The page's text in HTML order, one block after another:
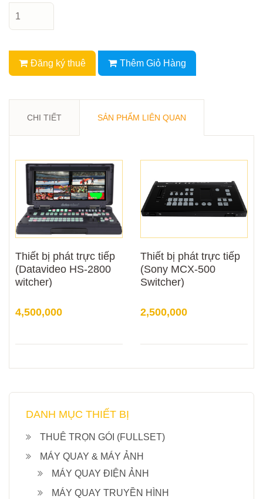
Đăng ký thuê Thêm Giỏ Hàng
CHI TIẾT SẢN PHẨM LIÊN QUAN
Thiết bị phát trực tiếp
(Datavideo HS-2800
witcher)
4,500,000
Thiết bị phát trực tiếp
(Sony MCX-500
Switcher)
2,500,000
DANH MỤC THIẾT BỊ
THUÊ TRỌN GÓI (FULLSET)
MÁY QUAY & MÁY ẢNH
MÁY QUAY ĐIỆN ẢNH
MÁY QUAY TRUYỀN HÌNH